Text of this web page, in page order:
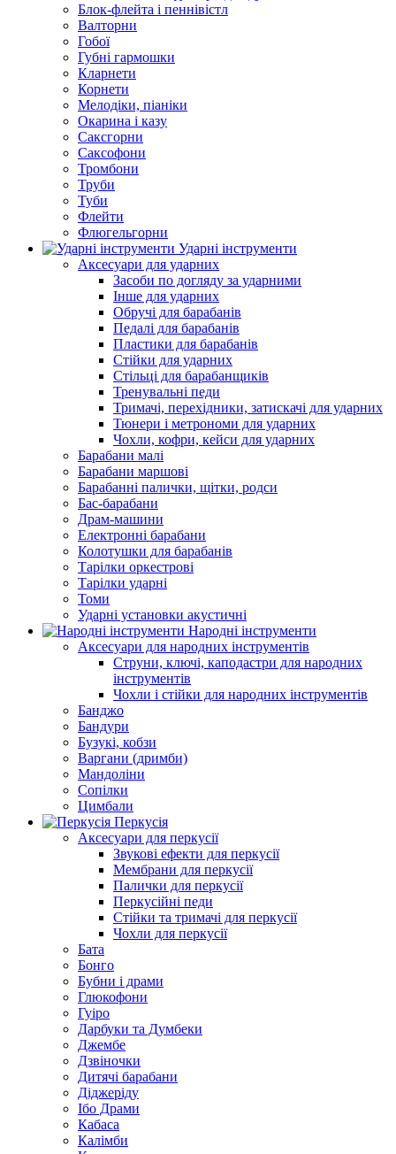
Блок-флейта і пеннівістл
Валторни
Гобої
Губні гармошки
Кларнети
Корнети
Мелодіки, піаніки
Окарина і казу
Саксгорни
Саксофони
Тромбони
Труби
Туби
Флейти
Флюгельгорни
Ударні інструменти
Аксесуари для ударних
Засоби по догляду за ударними
Інше для ударних
Обручі для барабанів
Педалі для барабанів
Пластики для барабанів
Стійки для ударних
Стільці для барабанщиків
Тренувальні педи
Тримачі, перехідники, затискачі для ударних
Тюнери і метрономи для ударних
Чохли, кофри, кейси для ударних
Барабани малі
Барабани маршові
Барабанні палички, щітки, родси
Бас-барабани
Драм-машини
Електронні барабани
Колотушки для барабанів
Тарілки оркестрові
Тарілки ударні
Томи
Ударні установки акустичні
Народні інструменти
Аксесуари для народних інструментів
Струни, ключі, каподастри для народних
інструментів
Чохли і стійки для народних інструментів
Банджо
Бандури
Бузукі, кобзи
Варгани (дримби)
Мандоліни
Сопілки
Цимбали
Перкусія
Аксесуари для перкусії
Звукові ефекти для перкусії
Мембрани для перкусії
Палички для перкусії
Перкусійні педи
Стійки та тримачі для перкусії
Чохли для перкусії
Бата
Бонго
Бубни і драми
Глюкофони
Гуіро
Дарбуки та Думбеки
Джембе
Дзвіночки
Дитячі барабани
Діджеріду
Ібо Драми
Кабаса
Калімби